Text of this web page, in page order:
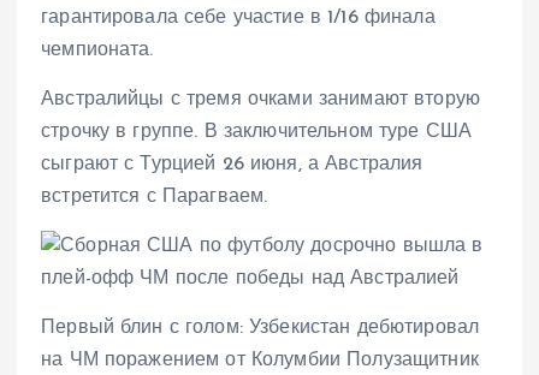
гарантировала себе участие в 1/16 финала
чемпионата.
Австралийцы с тремя очками занимают вторую
строчку в группе. В заключительном туре США
сыграют с Турцией 26 июня, а Австралия
встретится с Парагваем.
Первый блин с голом: Узбекистан дебютировал
на ЧМ поражением от Колумбии Полузащитник